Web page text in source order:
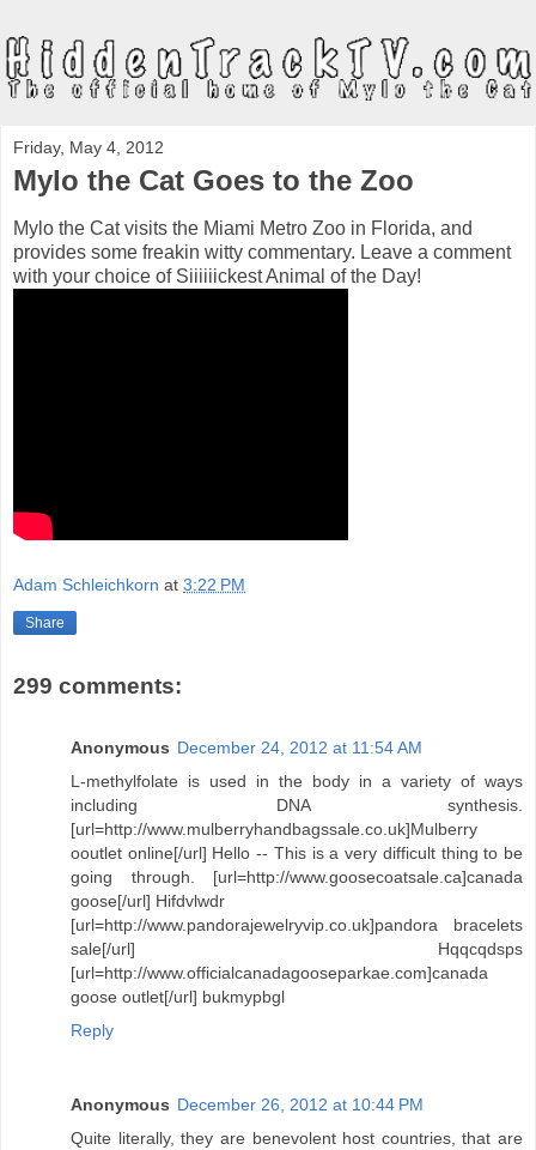
Friday, May 4, 2012
Mylo the Cat Goes to the Zoo
Mylo the Cat visits the Miami Metro Zoo in Florida, and
provides some freakin witty commentary. Leave a comment
with your choice of Siiiiiickest Animal of the Day!
Adam Schleichkorn at 3:22 PM
Share
299 comments:
Anonymous December 24, 2012 at 11:54 AM
L-methylfolate is used in the body in a variety of ways
including DNA synthesis.
[url=http://www.mulberryhandbagssale.co.uk]Mulberry
ooutlet online[/url] Hello -- This is a very difficult thing to be
going through. [url=http://www.goosecoatsale.ca]canada
goose[/url] Hifdvlwdr
[url=http://www.pandorajewelryvip.co.uk]pandora bracelets
sale[/url] Hqqcqdsps
[url=http://www.officialcanadagooseparkae.com]canada
goose outlet[/url] bukmypbgl
Reply
Anonymous December 26, 2012 at 10:44 PM
Quite literally, they are benevolent host countries, that are